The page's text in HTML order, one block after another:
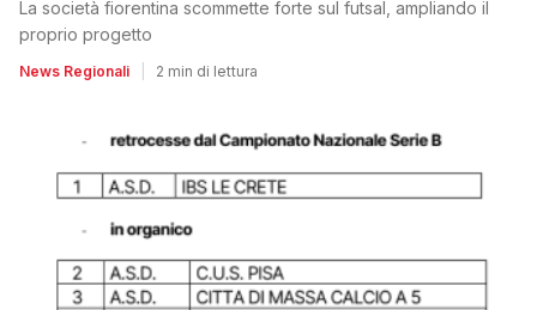
La società fiorentina scommette forte sul futsal, ampliando il
proprio progetto
News Regionali 2 min di lettura